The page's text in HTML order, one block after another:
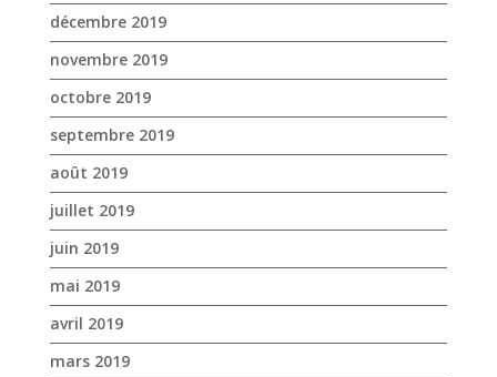
juillet 2019
juin 2019
mai 2019
avril 2019
mars 2019
février 2019
janvier 2019
décembre 2018
novembre 2018
octobre 2018